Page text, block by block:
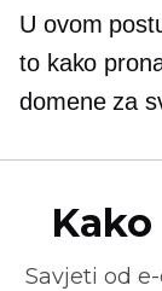
U ovom
to kako
domene za
Savjeti od